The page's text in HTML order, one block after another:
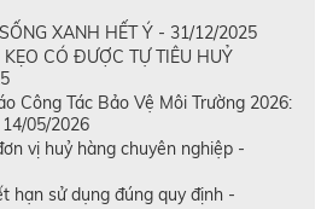
XANH HẾT Ý - 31/12/2025
CÓ ĐƯỢC TỰ TIÊU HUỶ
Công Tác Bảo Vệ Môi Trường 2026:
05/2026
vị huỷ hàng chuyên nghiệp -
hạn sử dụng đúng quy định -